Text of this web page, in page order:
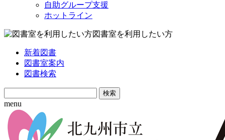
自助グループ支援
ホットライン
図書室を利用したい方
新着図書
図書室案内
図書検索
Search
for:
menu